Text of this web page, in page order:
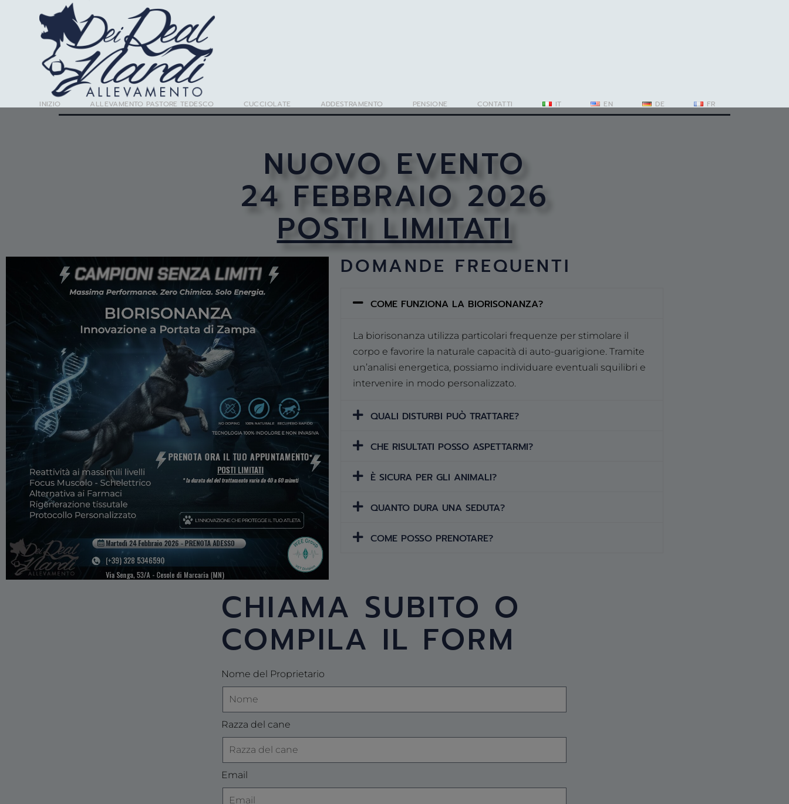
INIZIO ALLEVAMENTO PASTORE TEDESCO CUCCIOLATE ADDESTRAMENTO PENSIONE CONTATTI IT EN DE FR
NUOVO EVENTO
24 FEBBRAIO 2026
POSTI LIMITATI
DOMANDE FREQUENTI
COME FUNZIONA LA BIORISONANZA?
La biorisonanza utilizza particolari frequenze per stimolare il
corpo e favorire la naturale capacità di auto-guarigione. Tramite
un’analisi energetica, possiamo individuare eventuali squilibri e
intervenire in modo personalizzato.
QUALI DISTURBI PUÒ TRATTARE?
CHE RISULTATI POSSO ASPETTARMI?
È SICURA PER GLI ANIMALI?
QUANTO DURA UNA SEDUTA?
COME POSSO PRENOTARE?
CHIAMA SUBITO O
COMPILA IL FORM
Nome del Proprietario
Razza del cane
Email